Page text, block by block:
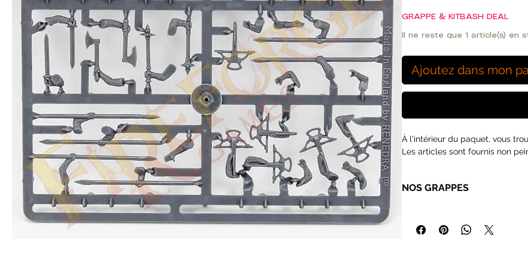
GRAPPE & KITBASH DEAL
Il ne reste que 1 article(s) en
Ajoutez dans mon
À l'intérieur du paquet, vous
Les articles sont fournis non
NOS GRAPPES
faudra disposer d'outils de
colles etc. Nous proposons